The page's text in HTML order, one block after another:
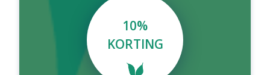
10%
KORTING